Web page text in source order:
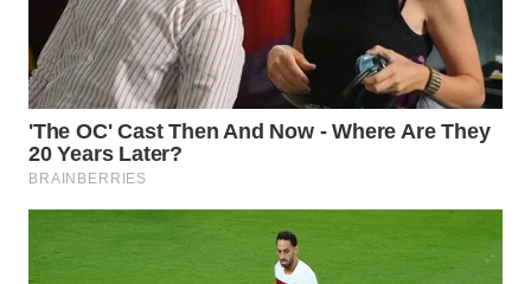
WN
TANJUNG
LESUNG
WN
KARO